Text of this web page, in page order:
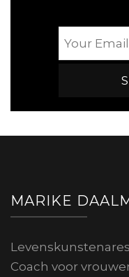
MARIKE
Coach voor